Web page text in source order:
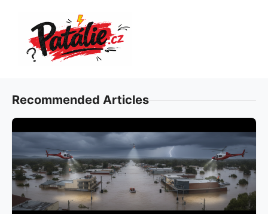
obsah
Recommended Articles